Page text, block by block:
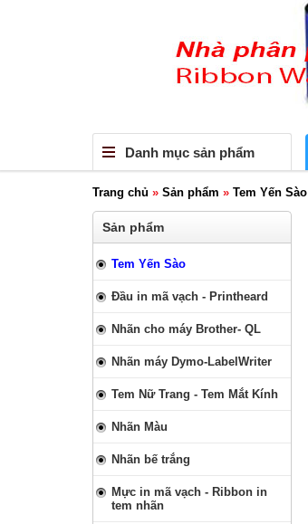
Danh mục sản phẩm
Trang chủ » Sản phẩm » Tem Yến Sào
Sản phẩm
Tem Yến Sào
Đầu in mã vạch - Printheard
Nhãn cho máy Brother- QL
Nhãn máy Dymo-LabelWriter
Tem Nữ Trang - Tem Mắt Kính
Nhãn Màu
Nhãn bế trắng
Mực in mã vạch - Ribbon in
tem nhãn